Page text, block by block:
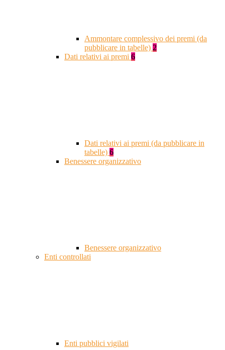
Ammontare complessivo dei premi (da
pubblicare in tabelle) 2
Dati relativi ai premi 6
Dati relativi ai premi (da pubblicare in
tabelle) 6
Benessere organizzativo
Benessere organizzativo
Enti controllati
Enti pubblici vigilati